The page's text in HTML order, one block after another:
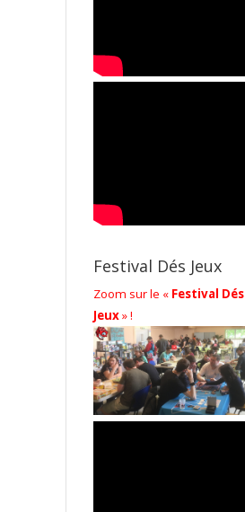
Festival Dés Jeux
Zoom sur le « Festival Dés
Jeux» !